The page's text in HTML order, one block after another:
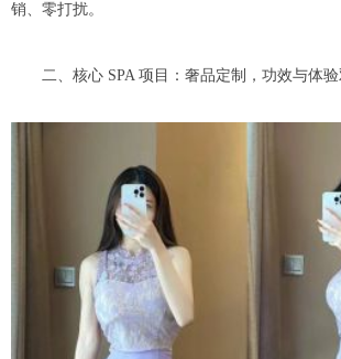
销、零打扰。
二、核心 SPA 项目：奢品定制，功效与体验